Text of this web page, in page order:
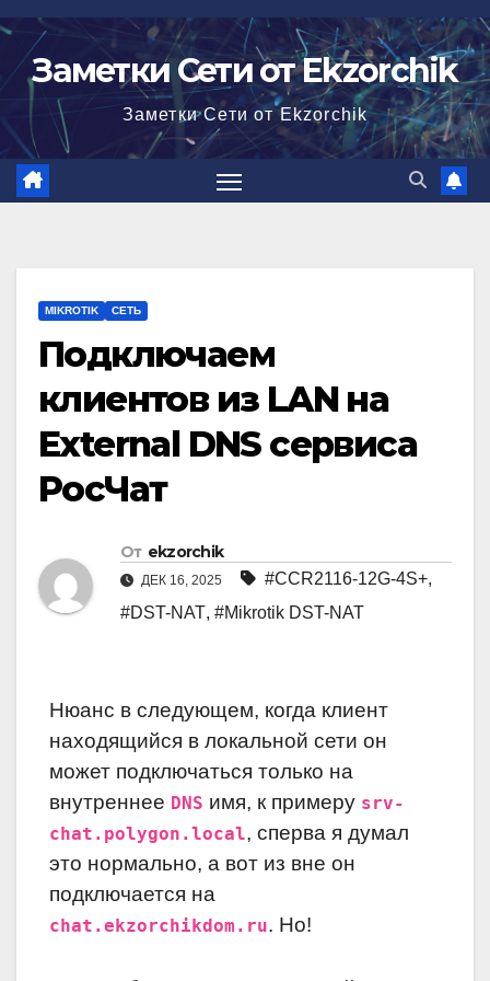
Перейти
содержимому
Заметки Сети от Ekzorchik
Заметки Сети от Ekzorchik
MIKROTIK СЕТЬ
Подключаем
клиентов из LAN на
External DNS сервиса
РосЧат
От ekzorchik
ДЕК 16, 2025 #CCR2116-12G-4S+,
#DST-NAT, #Mikrotik DST-NAT
Нюанс в следующем, когда клиент
находящийся в локальной сети он
может подключаться только на
внутреннее DNS имя, к примеру srv-
chat.polygon.local, сперва я думал
это нормально, а вот из вне он
подключается на
chat.ekzorchikdom.ru. Но!